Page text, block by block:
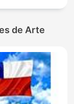
de Arte